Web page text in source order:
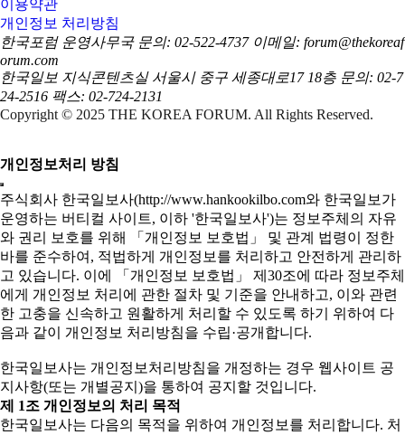
이용약관
개인정보 처리방침
한국포럼 운영사무국 문의: 02-522-4737 이메일: forum@thekoreaf
orum.com
한국일보 지식콘텐츠실 서울시 중구 세종대로17 18층 문의: 02-7
24-2516 팩스: 02-724-2131
Copyright © 2025 THE KOREA FORUM. All Rights Reserved.
개인정보처리 방침
주식회사 한국일보사(http://www.hankookilbo.com와 한국일보가
운영하는 버티컬 사이트, 이하 '한국일보사')는 정보주체의 자유
와 권리 보호를 위해 「개인정보 보호법」 및 관계 법령이 정한
바를 준수하여, 적법하게 개인정보를 처리하고 안전하게 관리하
고 있습니다. 이에 「개인정보 보호법」 제30조에 따라 정보주체
에게 개인정보 처리에 관한 절차 및 기준을 안내하고, 이와 관련
한 고충을 신속하고 원활하게 처리할 수 있도록 하기 위하여 다
음과 같이 개인정보 처리방침을 수립·공개합니다.
한국일보사는 개인정보처리방침을 개정하는 경우 웹사이트 공
지사항(또는 개별공지)을 통하여 공지할 것입니다.
제 1조 개인정보의 처리 목적
한국일보사는 다음의 목적을 위하여 개인정보를 처리합니다. 처